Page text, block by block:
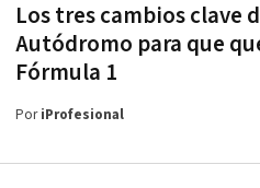
Los tres cambios clave
Autódromo para que
Fórmula 1
PoriProfesional